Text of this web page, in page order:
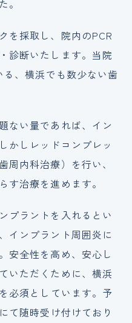
。
を採取し、院内のPCR
診断いたします。当院
、横浜でも数少ない歯
ない量であれば、イン
かしレッドコンプレッ
周内科治療）を行い、
す治療を進めます。
プラントを入れるとい
インプラント周囲炎に
安全性を高め、安心し
いただくために、横浜
必須としています。予
て随時受け付けており